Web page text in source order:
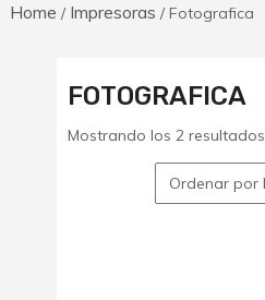
Home / Impresoras / Fotografica
FOTOGRAFICA
Mostrando los 2 resultados